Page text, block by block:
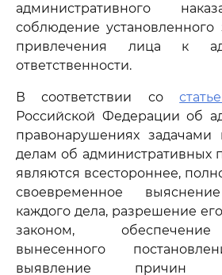
административного
соблюдение установленного
привлечения лица к
ответственности.
В соответствии со
Российской Федерации об
правонарушениях задачами
делам об административных
являются всестороннее,
своевременное
каждого дела, разрешение
законом,
вынесенного
выявление